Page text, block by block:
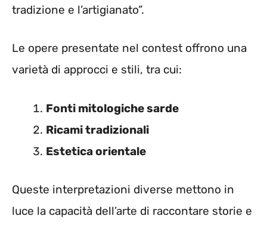
tradizione e l’artigianato”.
Le opere presentate nel contest offrono una
varietà di approcci e stili, tra cui:
Fonti mitologiche sarde
Ricami tradizionali
Estetica orientale
Queste interpretazioni diverse mettono in
luce la capacità dell’arte di raccontare storie e